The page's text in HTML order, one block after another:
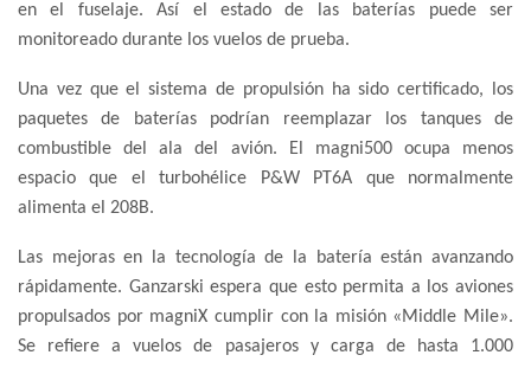
en el fuselaje. Así el estado de las baterías puede ser
monitoreado durante los vuelos de prueba.
Una vez que el sistema de propulsión ha sido certificado, los
paquetes de baterías podrían reemplazar los tanques de
combustible del ala del avión. El magni500 ocupa menos
espacio que el turbohélice P&W PT6A que normalmente
alimenta el 208B.
Las mejoras en la tecnología de la batería están avanzando
rápidamente. Ganzarski espera que esto permita a los aviones
propulsados por magniX cumplir con la misión «Middle Mile».
Se refiere a vuelos de pasajeros y carga de hasta 1.000